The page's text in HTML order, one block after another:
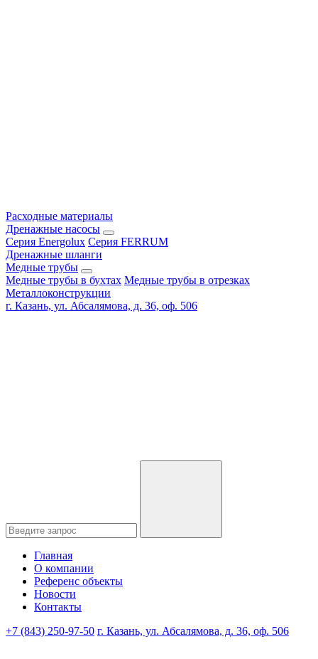
Расходные материалы
Дренажные насосы
Серия Energolux Серия FERRUM
Дренажные шланги
Медные трубы
Медные трубы в бухтах Медные трубы в отрезках
Металлоконструкции
г. Казань, ул. Абсалямова, д. 36, оф. 506
Главная
О компании
Референс объекты
Новости
Контакты
+7 (843) 250-97-50 г. Казань, ул. Абсалямова, д. 36, оф. 506